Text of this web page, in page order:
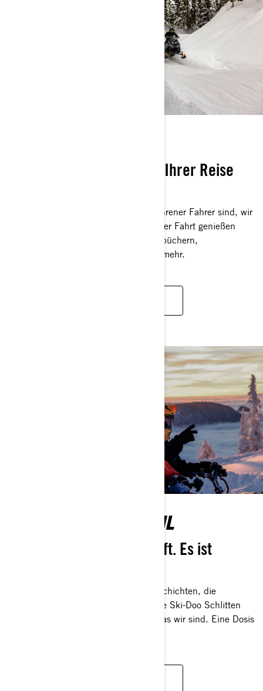
Profi-Tipps, die Ihnen bei Ihrer Reise
Egal, ob Sie ein Neuling oder ein erfahrener Fahrer sind, wir
sorgen dafür, dass Sie jede Sekunde der Fahrt genießen
können. Stöbern Sie in unseren Handbüchern,
Wartungstipps, Sicherheitsvideos und mehr.
DAS SKI-DOO-GEFÜHL
Mehr als eine Leidenschaft. Es ist
Entdecken Sie die Menschen, die Geschichten, die
Leidenschaft und die Innovationen, die Ski-Doo Schlitten
und unsere Fahrer zu dem machen, was wir sind. Eine Dosis